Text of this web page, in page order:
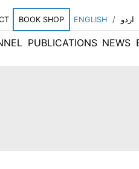
BOOK SHOP ENGLISH / اردو
PUBLICATIONS NEWS